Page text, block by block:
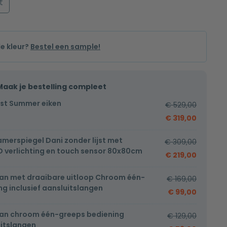
kleur? Bestel een sample!
je bestelling compleet
Summer eiken €529,00
€ 319,00
Dani zonder lijst met
verlichting en touch sensor 80x80cm
€309,00
€ 219,00
met draaibare uitloop Chroom één-
inclusief aansluitslangen
€169,00
€ 99,00
chroom één-greeps bediening
€129,00